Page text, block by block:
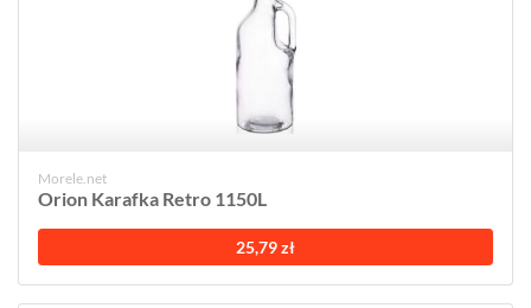
Morele.net
Orion Karafka Retro 1150L
25,79 zł